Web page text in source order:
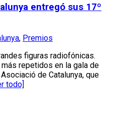
entregó sus 17º
, Premios
figuras radiofónicas.
repetidos en la gala de
de Catalunya, que
todo]